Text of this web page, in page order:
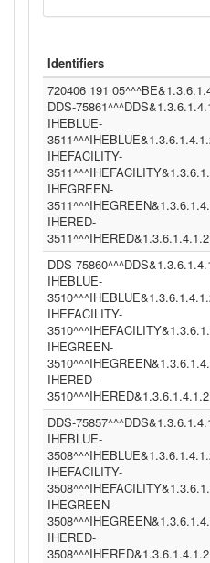
Identifiers
720406 191
DDS-
IHEBLUE-
IHEFACILITY-
IHEGREEN-
IHERED-
DDS-
IHEBLUE-
IHEFACILITY-
IHEGREEN-
IHERED-
DDS-
IHEBLUE-
IHEFACILITY-
IHEGREEN-
IHERED-